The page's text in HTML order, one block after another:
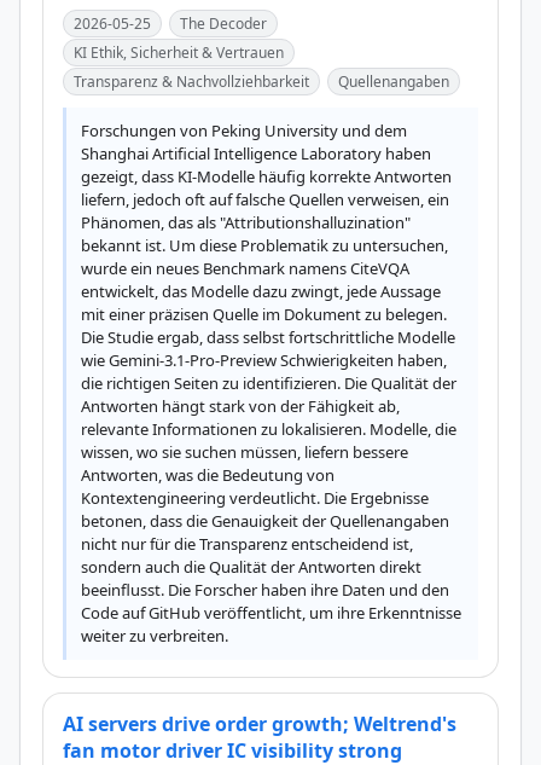
2026-05-25
The Decoder
KI Ethik, Sicherheit & Vertrauen
Transparenz & Nachvollziehbarkeit
Quellenangaben
Forschungen von Peking University und dem
Shanghai Artificial Intelligence Laboratory haben
gezeigt, dass KI-Modelle häufig korrekte Antworten
liefern, jedoch oft auf falsche Quellen verweisen, ein
Phänomen, das als "Attributionshalluzination"
bekannt ist. Um diese Problematik zu untersuchen,
wurde ein neues Benchmark namens CiteVQA
entwickelt, das Modelle dazu zwingt, jede Aussage
mit einer präzisen Quelle im Dokument zu belegen.
Die Studie ergab, dass selbst fortschrittliche Modelle
wie Gemini-3.1-Pro-Preview Schwierigkeiten haben,
die richtigen Seiten zu identifizieren. Die Qualität der
Antworten hängt stark von der Fähigkeit ab,
relevante Informationen zu lokalisieren. Modelle, die
wissen, wo sie suchen müssen, liefern bessere
Antworten, was die Bedeutung von
Kontextengineering verdeutlicht. Die Ergebnisse
betonen, dass die Genauigkeit der Quellenangaben
nicht nur für die Transparenz entscheidend ist,
sondern auch die Qualität der Antworten direkt
beeinflusst. Die Forscher haben ihre Daten und den
Code auf GitHub veröffentlicht, um ihre Erkenntnisse
weiter zu verbreiten.
AI servers drive order growth; Weltrend's
fan motor driver IC visibility strong